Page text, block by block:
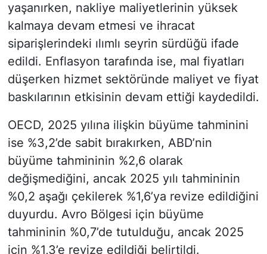
yaşanırken, nakliye maliyetlerinin yüksek
kalmaya devam etmesi ve ihracat
siparişlerindeki ılımlı seyrin sürdüğü ifade
edildi. Enflasyon tarafında ise, mal fiyatları
düşerken hizmet sektöründe maliyet ve fiyat
baskılarının etkisinin devam ettiği kaydedildi.
OECD, 2025 yılına ilişkin büyüme tahminini
ise %3,2’de sabit bırakırken, ABD’nin
büyüme tahmininin %2,6 olarak
değişmediğini, ancak 2025 yılı tahmininin
%0,2 aşağı çekilerek %1,6’ya revize edildiğini
duyurdu. Avro Bölgesi için büyüme
tahmininin %0,7’de tutulduğu, ancak 2025
için %1,3’e revize edildiği belirtildi.